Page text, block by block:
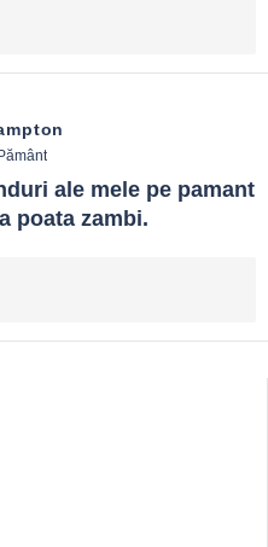
Pământ
ale mele pe pamant
poata zambi.